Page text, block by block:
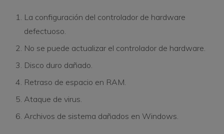
La configuración del controlador de hardware
defectuoso.
No se puede actualizar el controlador de hardware.
Disco duro dañado.
Retraso de espacio en RAM.
Ataque de virus.
Archivos de sistema dañados en Windows.